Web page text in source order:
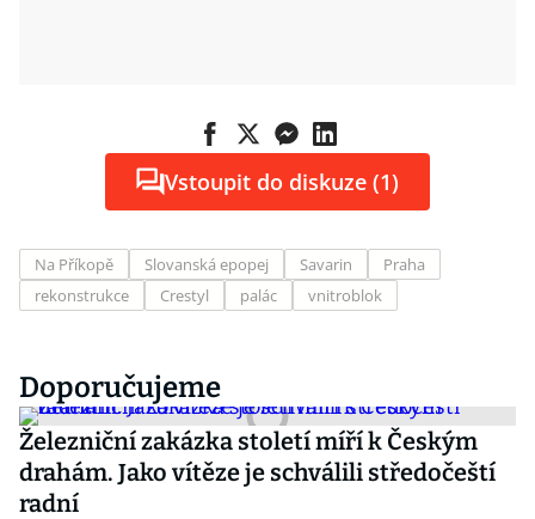
Vstoupit do diskuze (1)
Na Příkopě Slovanská epopej Savarin
Praha
rekonstrukce
Crestyl palác vnitroblok
Doporučujeme
Železniční zakázka století míří k Českým
drahám. Jako vítěze je schválili středočeští
radní